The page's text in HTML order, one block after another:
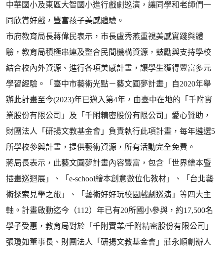
中華國小及東區大智國小進行戲劇巡演，讓同學和老師們一
同欣賞好戲，豐富孩子美感體驗。
市府教育局長蔣偉民表示，市長盧秀燕重視美感實踐與體
驗，教育局積極串連及整合民間機構資源，鼓勵與支持學校
結合校內外資源、進行各項美感計畫，讓學生獲得豐富多元
學習經驗。「臺中市藝術光點－藝文圓夢計畫」自2020年舉
辦此計畫至今(2023)年已邁入第4年，由臺中在地的「千附實
業股份有限公司」及「千附精密股份有限公司」愛心贊助，
財團法人「研揚文教基金會」負責執行此項計畫，每年遴選5
所學校參與計畫，提供藝術資源，所有活動完全免費。
蔣局長表示，此藝文圓夢計畫內容豐富，包含「世界繪本暨
插畫巡迴展」、「e-school繪本創意數位化教材」、「台北藝
術探索見學之旅」、「藝術好好玩校園戲劇巡演」等四大主
軸。計畫啟動迄今（112）年已有20所國小參與，約17,500名
學子受惠，教育局對於「千附實業/千附精密股份有限公司」
張瓊如董事長、財團法人「研揚文教基金會」莊永順創辦人